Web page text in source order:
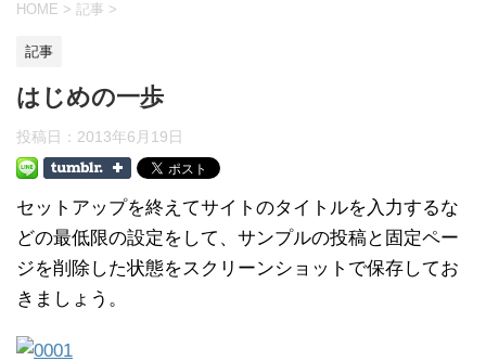
HOME > 記事 >
記事
はじめの一歩
投稿日： 2013年6月19日
セットアップを終えてサイトのタイトルを入力するな
どの最低限の設定をして、サンプルの投稿と固定ペー
ジを削除した状態をスクリーンショットで保存してお
きましょう。